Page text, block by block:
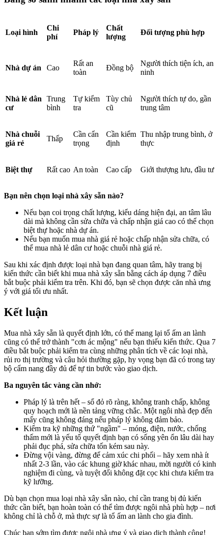
Loại hình
Chi
phí
Pháp lý
Chất
lượng
Đối tượng phù hợp
Nhà dự án Cao
Rất an
toàn
Đồng bộ
Người thích tiện ích, an
ninh
Nhà lẻ dân
cư
Trung
bình
Tự kiểm
tra
Tùy chủ
cũ
Người thích tự do, gần
trung tâm
Nhà chuỗi
giá rẻ
Thấp
Cần cẩn
trọng
Cần kiểm
định
Thu nhập trung bình, ở
thực
Biệt thự Rất cao An toàn Cao cấp Giới thượng lưu, đầu tư
Bạn nên chọn loại nhà xây sẵn nào?
Nếu bạn coi trọng chất lượng, kiểu dáng hiện đại, an tâm lâu
dài mà không cần sửa chữa và chấp nhận giá cao có thể chọn
biệt thự hoặc nhà dự án.
Nếu bạn muốn mua nhà giá rẻ hoặc chấp nhận sửa chữa, có
thể mua nhà lẻ dân cư hoặc chuỗi nhà giá rẻ.
Sau khi xác định được loại nhà bạn đang quan tâm, hãy trang bị
kiến thức cần biết khi mua nhà xây sẵn bằng cách áp dụng 7 điều
bắt buộc phải kiểm tra trên. Khi đó, bạn sẽ chọn được căn nhà ưng
ý với giá tối ưu nhất.
Kết luận
Mua nhà xây sẵn là quyết định lớn, có thể mang lại tổ ấm an lành
cũng có thể trở thành "cơn ác mộng" nếu bạn thiếu kiến thức. Qua 7
điều bắt buộc phải kiểm tra cùng những phân tích về các loại nhà,
rủi ro thị trường và câu hỏi thường gặp, hy vọng bạn đã có trong tay
bộ cẩm nang đầy đủ để tự tin bước vào giao dịch.
Ba nguyên tắc vàng cần nhớ:
Pháp lý là trên hết – sổ đỏ rõ ràng, không tranh chấp, không
quy hoạch mới là nền tảng vững chắc. Một ngôi nhà đẹp đến
mấy cũng không đáng nếu pháp lý không đảm bảo.
Kiểm tra kỹ những thứ "ngầm" – móng, điện, nước, chống
thấm mới là yếu tố quyết định bạn có sống yên ổn lâu dài hay
phải đục phá, sửa chữa tốn kém sau này.
Đừng vội vàng, đừng để cảm xúc chi phối – hãy xem nhà ít
nhất 2-3 lần, vào các khung giờ khác nhau, mời người có kinh
nghiệm đi cùng, và tuyệt đối không đặt cọc khi chưa kiểm tra
kỹ lưỡng.
Dù bạn chọn mua loại nhà xây sẵn nào, chỉ cần trang bị đủ kiến
thức cần biết, bạn hoàn toàn có thể tìm được ngôi nhà phù hợp – nơi
không chỉ là chỗ ở, mà thực sự là tổ ấm an lành cho gia đình.
Chúc bạn sớm tìm được ngôi nhà ưng ý và giao dịch thành công!